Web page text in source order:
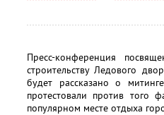
Пресс-конференция
строительству Ледового
будет рассказано о
протестовали против того
популярном месте отдыха